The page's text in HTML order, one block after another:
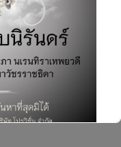
บ ช่วยสรุปประเด็น
อย่างเป็นกลาง ทำให้
เจนขึ้น
จัดการ